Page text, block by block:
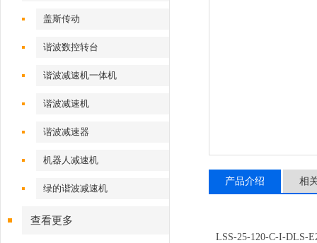
盖斯传动
谐波数控转台
谐波减速机一体机
谐波减速机
谐波减速器
机器人减速机
绿的谐波减速机
查看更多
产品介绍 相
LSS-25-120-C-I-DLS-